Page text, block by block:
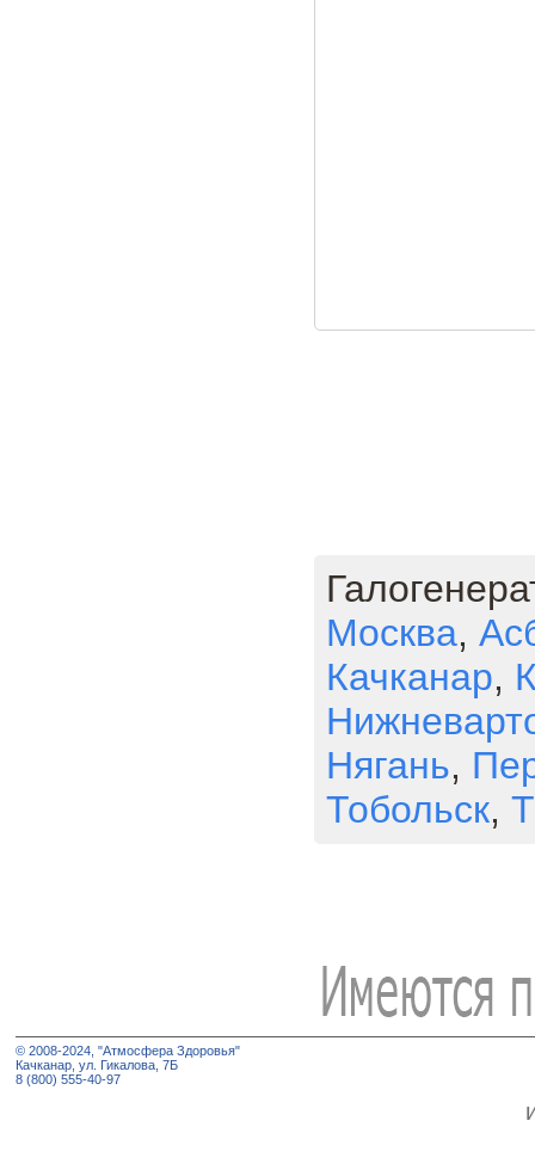
Москва,
Качканар,
Нягань,
Тобольск,
© 2008-2024, "Атмосфера Здоровья"
Качканар, ул. Гикалова, 7Б
8 (800) 555-40-97